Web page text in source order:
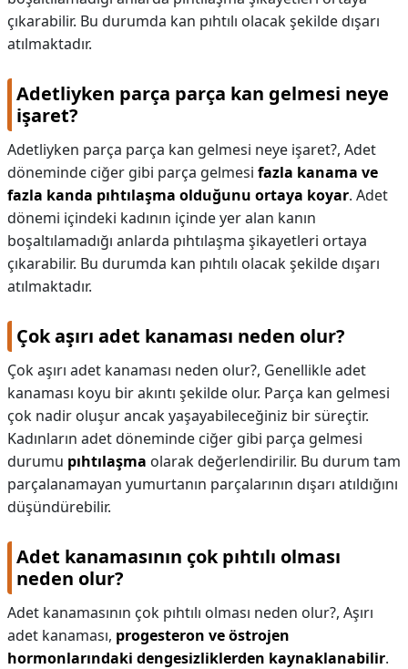
çıkarabilir. Bu durumda kan pıhtılı olacak şekilde dışarı
atılmaktadır.
Adetliyken parça parça kan gelmesi neye
işaret?
Adetliyken parça parça kan gelmesi neye işaret?, Adet
döneminde ciğer gibi parça gelmesi fazla kanama ve
fazla kanda pıhtılaşma olduğunu ortaya koyar. Adet
dönemi içindeki kadının içinde yer alan kanın
boşaltılamadığı anlarda pıhtılaşma şikayetleri ortaya
çıkarabilir. Bu durumda kan pıhtılı olacak şekilde dışarı
atılmaktadır.
Çok aşırı adet kanaması neden olur?
Çok aşırı adet kanaması neden olur?, Genellikle adet
kanaması koyu bir akıntı şekilde olur. Parça kan gelmesi
çok nadir oluşur ancak yaşayabileceğiniz bir süreçtir.
Kadınların adet döneminde ciğer gibi parça gelmesi
durumu pıhtılaşma olarak değerlendirilir. Bu durum tam
parçalanamayan yumurtanın parçalarının dışarı atıldığını
düşündürebilir.
Adet kanamasının çok pıhtılı olması
neden olur?
Adet kanamasının çok pıhtılı olması neden olur?, Aşırı
adet kanaması, progesteron ve östrojen
hormonlarındaki dengesizliklerden kaynaklanabilir.